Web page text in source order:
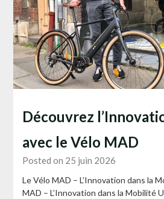
Découvrez
avec le Vélo MAD
Posted on 25 juin 2026
Le Vélo MAD – L’Innovation dans la
MAD – L’Innovation dans la Mobilité